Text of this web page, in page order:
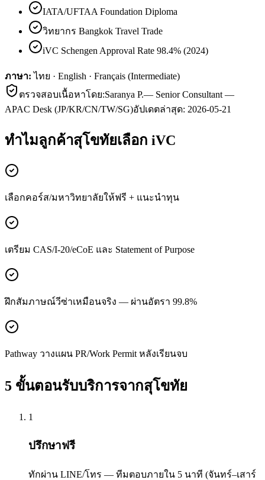
IATA/UFTAA Foundation Diploma
วิทยากร Bangkok Travel Trade
iVC Schengen Approval Rate 98.4% (2024)
ภาษา: ไทย · English · Français (Intermediate)
ตรวจสอบเนื้อหาโดย:Saranya P.— Senior Consultant —
APAC Desk (JP/KR/CN/TW/SG)อัปเดตล่าสุด: 2026-05-21
ทำไมลูกค้าสุโขทัยเลือก iVC
เลือกคอร์ส/มหาวิทยาลัยให้ฟรี + แนะนำทุน
เตรียม CAS/I-20/eCoE และ Statement of Purpose
ฝึกสัมภาษณ์วีซ่าเหมือนจริง — ผ่านอัตรา 99.8%
Pathway วางแผน PR/Work Permit หลังเรียนจบ
5 ขั้นตอนรับบริการจากสุโขทัย
1
ปรึกษาฟรี
ทักผ่าน LINE/โทร — ทีมตอบภายใน 5 นาที (จันทร์–เสาร์